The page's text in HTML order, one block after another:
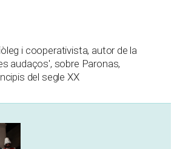
i cooperativista, autor de la
audaços', sobre Paronas,
del segle XX